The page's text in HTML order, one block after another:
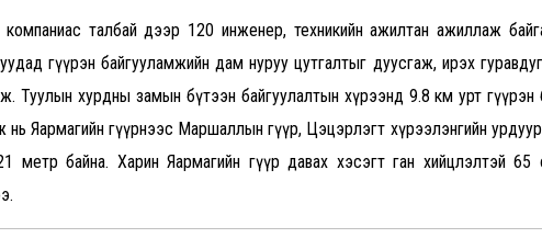
компаниас талбай дээр 120 инженер, техникийн ажилтан ажиллаж
гүүрэн байгууламжийн дам нуруу цутгалтыг дуусгаж, ирэх
Туулын хурдны замын бүтээн байгуулалтын хүрээнд 9.8 км урт
нь Яармагийн гүүрнээс Маршаллын гүүр, Цэцэрлэгт хүрээлэнгийн
метр байна. Харин Яармагийн гүүр давах хэсэгт ган хийцлэлтэй